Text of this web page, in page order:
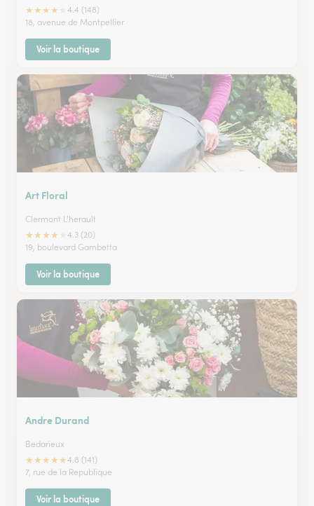
★★★★
4.4 (148)
18, avenue de Montpellier
Voir la boutique
Art Floral
Clermont L'herault
★★★★
4.3 (20)
19, boulevard Gambetta
Voir la boutique
Andre Durand
Bedarieux
★★★★★4.8 (141)
7, rue de la Republique
Voir la boutique